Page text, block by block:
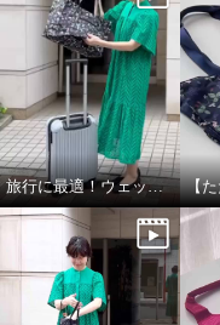
旅行に最適！ウェッジウッド ポケッタブルトートバッグL